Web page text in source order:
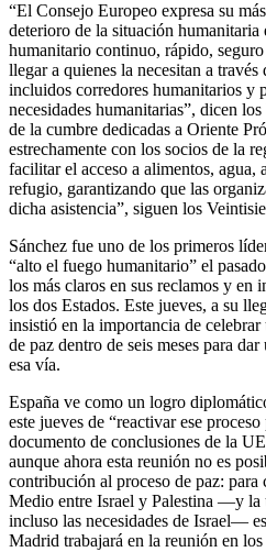
“El Consejo Europeo expresa su
deterioro de la situación humanitaria
humanitario continuo, rápido,
llegar a quienes la necesitan a través
incluidos corredores humanitarios y
necesidades humanitarias”, dicen
de la cumbre dedicadas a Oriente
estrechamente con los socios de la
facilitar el acceso a alimentos,
refugio, garantizando que las
dicha asistencia”, siguen los
Sánchez fue uno de los primeros
“alto el fuego humanitario” el
los más claros en sus reclamos y
los dos Estados. Este jueves, a su
insistió en la importancia de
de paz dentro de seis meses para
esa vía.
España ve como un logro
este jueves de “reactivar ese
documento de conclusiones de la
aunque ahora esta reunión no es
contribución al proceso de paz: para
Medio entre Israel y Palestina —y la
incluso las necesidades de Israel—
Madrid trabajará en la reunión en